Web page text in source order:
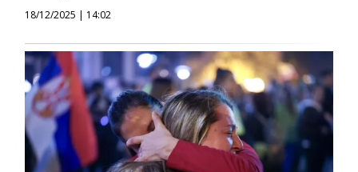
18/12/2025 | 14:02